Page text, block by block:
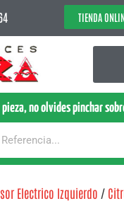
TIENDA
pieza, no olvides pinchar
Electrico Izquierdo /